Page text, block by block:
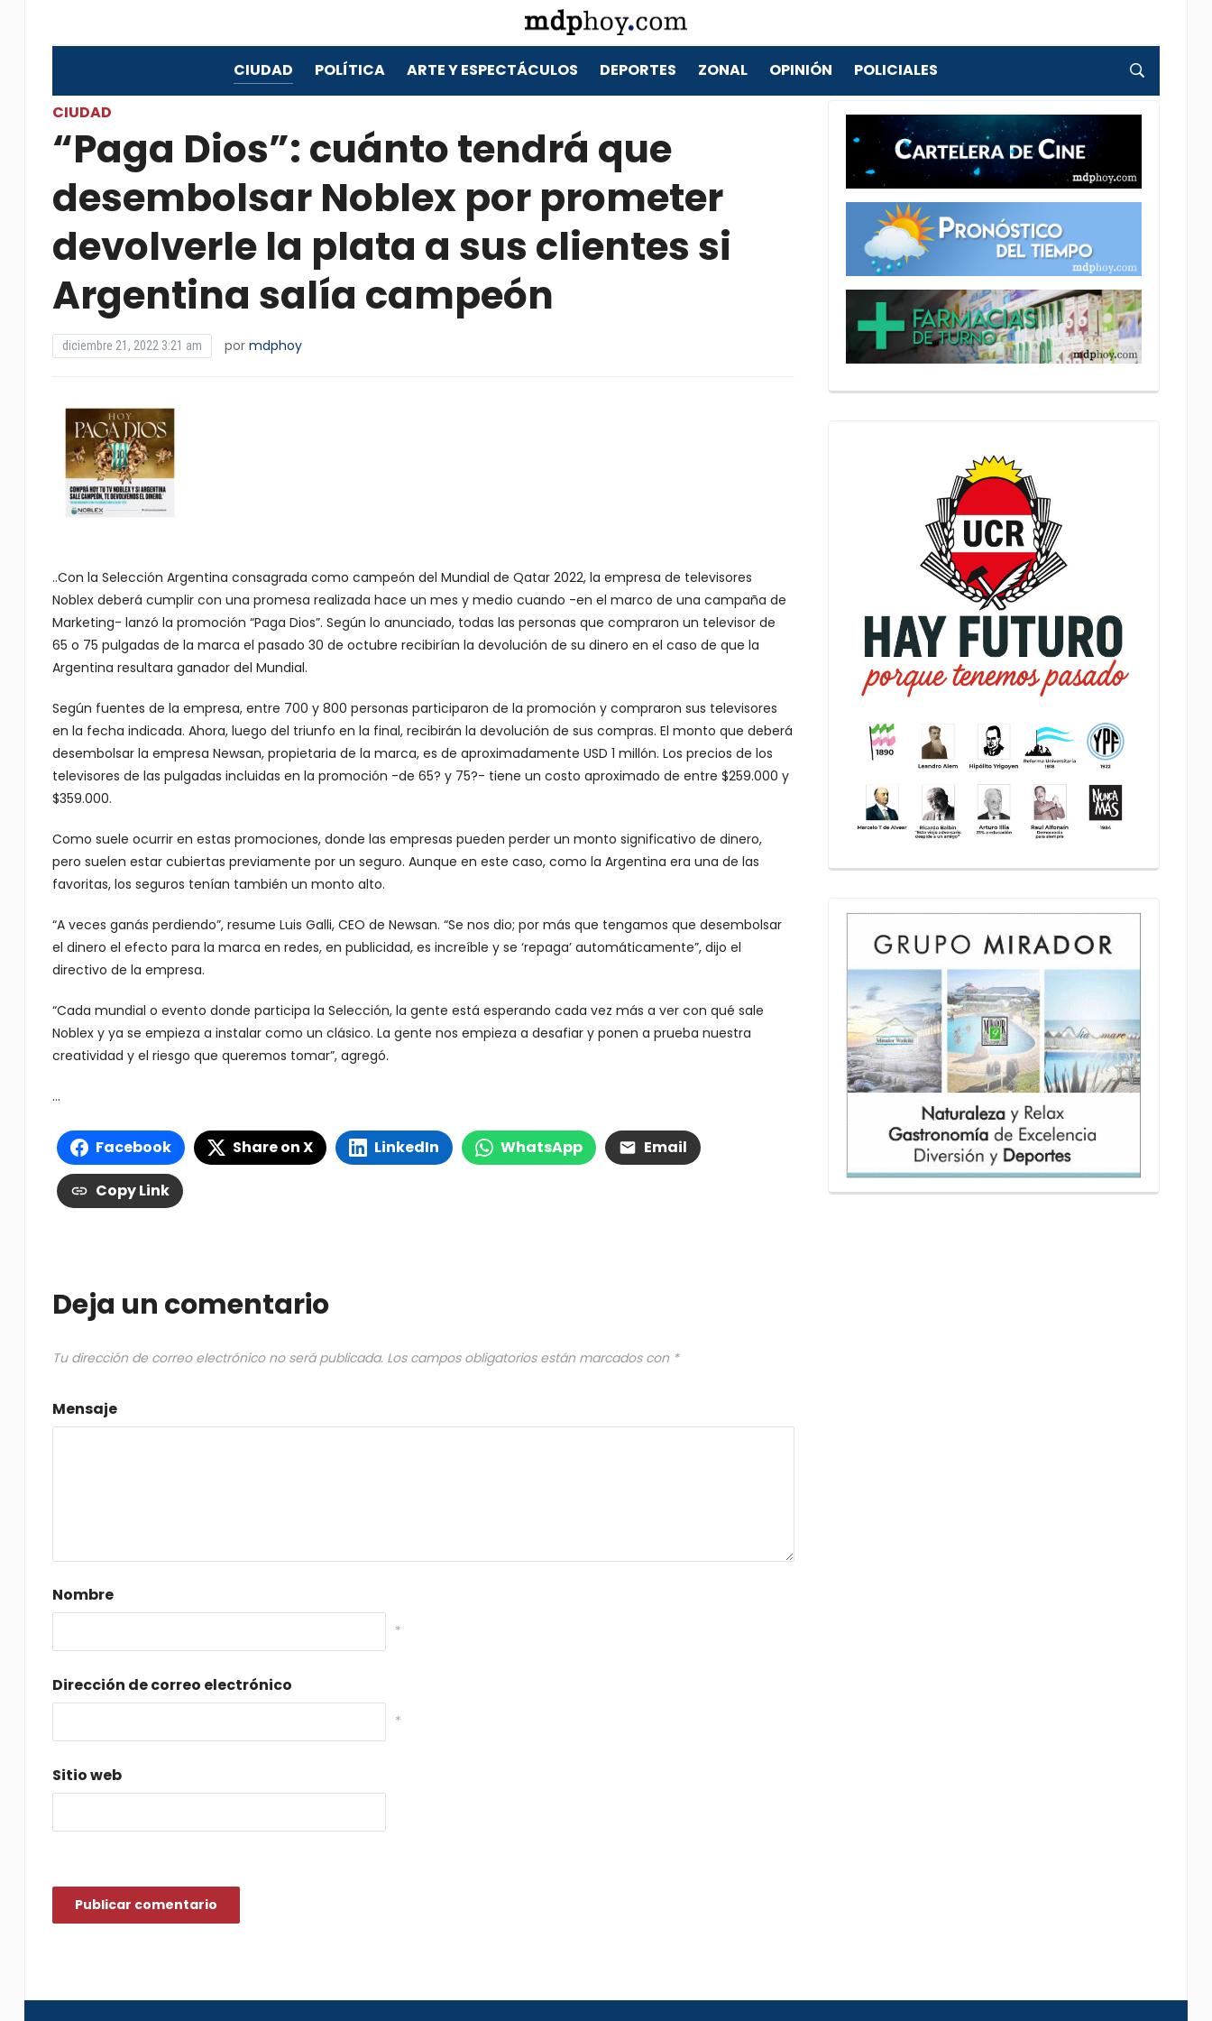
CIUDAD POLÍTICA ARTE Y ESPECTÁCULOS DEPORTES ZONAL OPINIÓN POLICIALES
CIUDAD
“Paga Dios”: cuánto tendrá que
desembolsar Noblex por prometer
devolverle la plata a sus clientes si
Argentina salía campeón
diciembre 21, 2022 3:21 am por mdphoy
..Con la Selección Argentina consagrada como campeón del Mundial de Qatar 2022, la empresa de televisores
Noblex deberá cumplir con una promesa realizada hace un mes y medio cuando -en el marco de una campaña de
Marketing- lanzó la promoción “Paga Dios”. Según lo anunciado, todas las personas que compraron un televisor de
65 o 75 pulgadas de la marca el pasado 30 de octubre recibirían la devolución de su dinero en el caso de que la
Argentina resultara ganador del Mundial.
Según fuentes de la empresa, entre 700 y 800 personas participaron de la promoción y compraron sus televisores
en la fecha indicada. Ahora, luego del triunfo en la final, recibirán la devolución de sus compras. El monto que deberá
desembolsar la empresa Newsan, propietaria de la marca, es de aproximadamente USD 1 millón. Los precios de los
televisores de las pulgadas incluidas en la promoción -de 65? y 75?- tiene un costo aproximado de entre $259.000 y
$359.000.
Como suele ocurrir en estas promociones, donde las empresas pueden perder un monto significativo de dinero,
pero suelen estar cubiertas previamente por un seguro. Aunque en este caso, como la Argentina era una de las
favoritas, los seguros tenían también un monto alto.
“A veces ganás perdiendo”, resume Luis Galli, CEO de Newsan. “Se nos dio; por más que tengamos que desembolsar
el dinero el efecto para la marca en redes, en publicidad, es increíble y se ‘repaga’ automáticamente”, dijo el
directivo de la empresa.
“Cada mundial o evento donde participa la Selección, la gente está esperando cada vez más a ver con qué sale
Noblex y ya se empieza a instalar como un clásico. La gente nos empieza a desafiar y ponen a prueba nuestra
creatividad y el riesgo que queremos tomar”, agregó.
…
Facebook Share on X LinkedIn WhatsApp Email
Copy Link
Deja un comentario
Tu dirección de correo electrónico no será publicada. Los campos obligatorios están marcados con *
Mensaje
Nombre
*
Dirección de correo electrónico
*
Sitio web